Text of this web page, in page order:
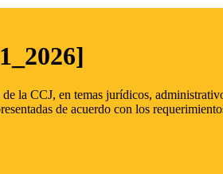
la CCJ, en temas jurídicos,
de acuerdo con los